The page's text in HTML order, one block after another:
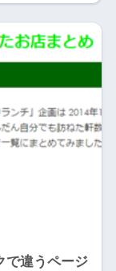
で違うページ